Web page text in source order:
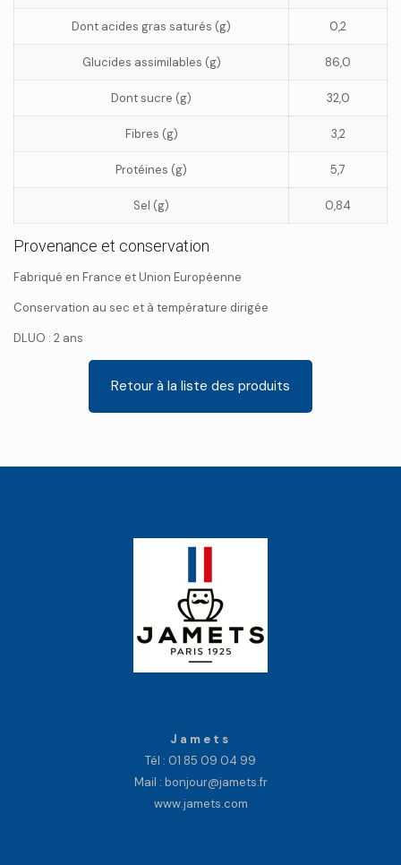
Dont acides gras saturés (g) 0,2
Glucides assimilables (g) 86,0
Dont sucre (g) 32,0
Fibres (g) 3,2
Protéines (g) 5,7
Sel (g) 0,84
Provenance et conservation
Fabriqué en France et Union Européenne
Conservation au sec et à température dirigée
DLUO : 2 ans
Retour à la liste des produits
Jamets
Tél : 01 85 09 04 99
Mail : bonjour@jamets.fr
www.jamets.com